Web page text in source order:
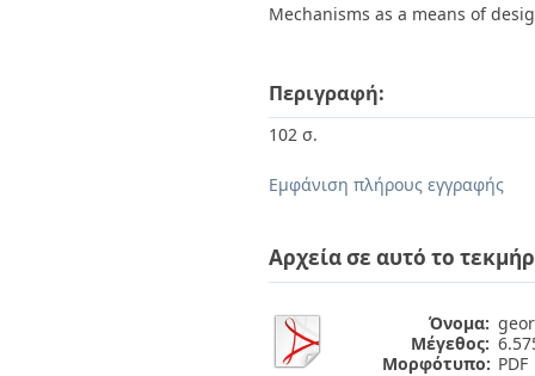
Mechanisms as a means of
Περιγραφή:
102 σ.
Εμφάνιση πλήρους εγγραφής
Αρχεία σε αυτό το
Όνομα:
Μέγεθος:
Μορφότυπο: PDF